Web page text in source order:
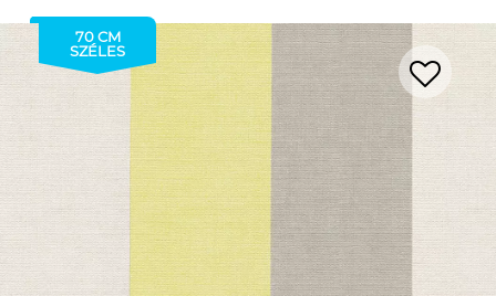
70 CM
SZÉLES